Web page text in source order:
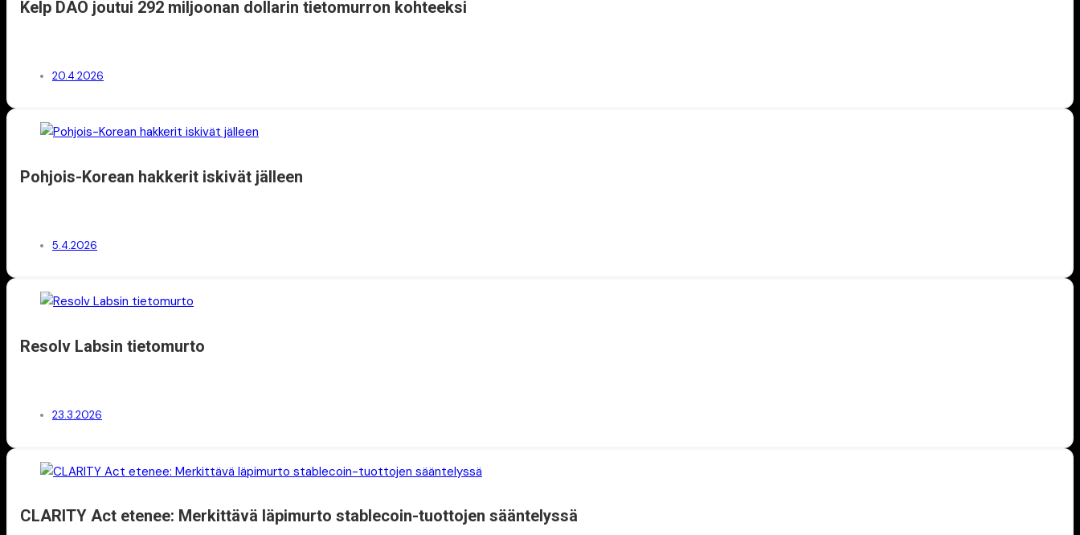
Kelp DAO joutui 292 miljoonan dollarin tietomurron kohteeksi
20.4.2026
Pohjois-Korean hakkerit iskivät jälleen
5.4.2026
Resolv Labsin tietomurto
23.3.2026
CLARITY Act etenee: Merkittävä läpimurto stablecoin-tuottojen sääntelyssä